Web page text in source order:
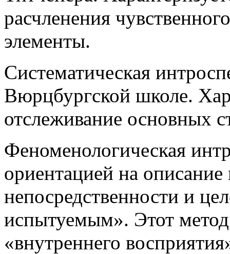
расчленения
элементы.
Систематическая
Вюрцбургской школе.
отслеживание основных
Феноменологическая
ориентацией на
непосредственности и
испытуемым». Этот
«внутреннего